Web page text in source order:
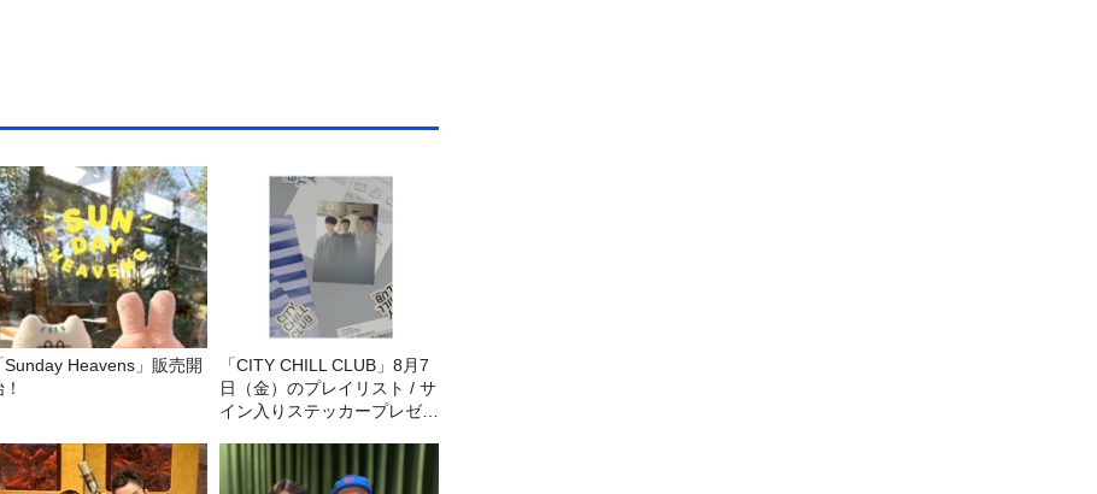
Sunday Heavens」販売開
「CITY CHILL CLUB」8月7
日（金）のプレイリスト / サ
イン入りステッカープレゼン